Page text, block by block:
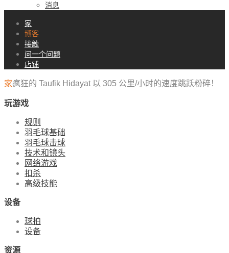
消息
家
博客
接触
问一个问题
店铺
家疯狂的 Taufik Hidayat 以 305 公里/小时的速度跳跃粉碎！
玩游戏
规则
羽毛球基础
羽毛球击球
技术和镜头
网络游戏
扣杀
高级技能
设备
球拍
设备
资源